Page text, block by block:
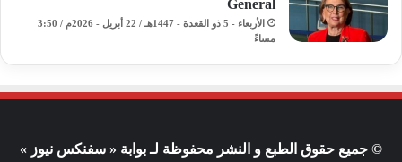
General
الأربعاء - 5 ذو القعدة - 1447هـ / 22 أبريل - 2026م / 3:50
مساءً
© جميع حقوق الطبع و النشر محفوظة لـ بوابة « سفنكس نيوز »